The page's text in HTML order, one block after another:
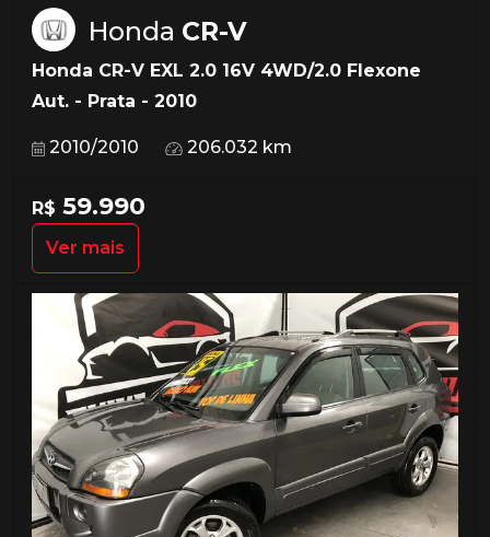
Honda CR-V
Honda CR-V EXL 2.0 16V 4WD/2.0 Flexone
Aut. - Prata - 2010
2010/2010 206.032 km
R$ 59.990
Ver mais